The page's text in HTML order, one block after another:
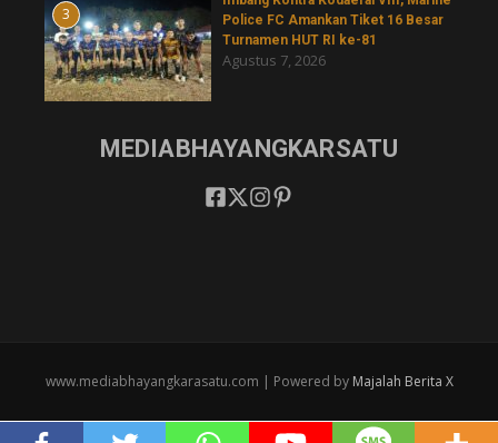
3
Police FC Amankan Tiket 16 Besar
Turnamen HUT RI ke-81
Agustus 7, 2026
MEDIABHAYANGKARSATU
www.mediabhayangkarasatu.com | Powered by Majalah Berita X